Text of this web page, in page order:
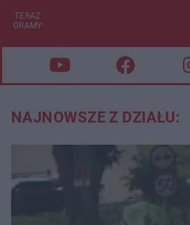
TERAZ
GRAMY
NAJNOWSZE Z DZIAŁU: